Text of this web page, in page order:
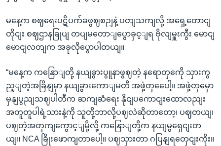
မနေ့က စဈရေးပဋိပက်ခဖွဈစဉျနဲ့ ပတျသကျလို့ အရှေ့တောငျ
တိုငျး စဈဌာနခြုပျ တပျမတောျပွောခှင့ျရ ဗိုလျမှူးကွီး မောငျ
မောငျလတျက အခုလိုပွောပါတယျ။
“မနေ့က ကနြောျတို့ နယျခွားပွူနာဖွဈတဲ့ နရောတှကေို သှားကွ
ည့ျတဲ့အခြိနျမှာ နယျခွားကောျမတီ အဖှဲ့တှပေေါ့။ အဖှဲ့တှမှော
မှနျပွညျသဈပါတီက ဆကျဆံရေး နိုငျပကောငျးထောလညျး
အတူတူပါရဲ့သားနဲ့ကို သူတို့ဘာလို့ပဈလဲဆိုတာတော့၊ ပဈတယျ၊
ပဈတဲ့အတှကျကွောင့ျမို့လို့ ကနြောျတို့က နယျမွရှေငျးတ
ယျ။ NCA ခြိုးဖောကျတာပေါ့။ ပဈသှားတာ ဂပြနျရတှေငျးကိုး။